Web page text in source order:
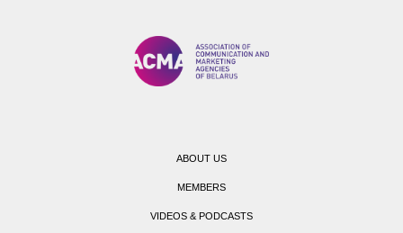
ABOUT US
MEMBERS
VIDEOS & PODCASTS